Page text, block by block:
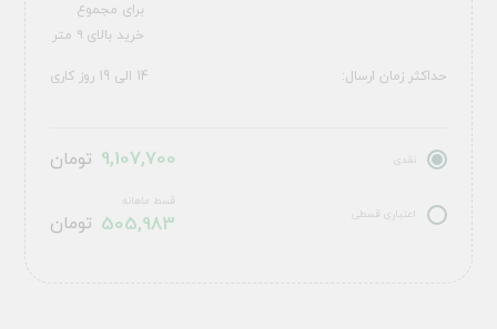
برای مجموع
خرید بالای ۹ متر
حداکثر زمان ارسال: 14 الی 19 روز کاری
نقدی 9,107,700 تومان
اعتباری قسطی
قسط ماهانه
505,983 تومان